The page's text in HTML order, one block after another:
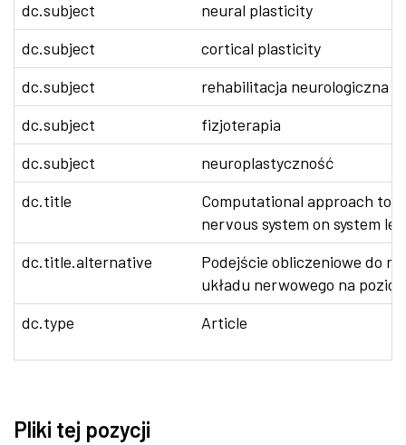
dc.subject
neural plasticity
dc.subject
cortical plasticity
dc.subject
rehabilitacja neurologiczna
dc.subject
fizjoterapia
dc.subject
neuroplastyczność
dc.title
Computational approach to
nervous system on system
dc.title.alternative
Podejście obliczeniowe do
układu nerwowego na
dc.type
Article
Pliki tej pozycji